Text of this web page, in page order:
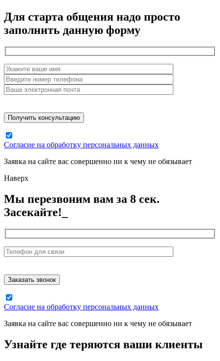
Для старта общения надо просто
заполнить данную форму
Согласие на обработку персональных данных
Заявка на сайте вас совершенно ни к чему не обязывает
Наверх
Мы перезвоним вам за 8 сек.
Засекайте!_
Согласие на обработку персональных данных
Заявка на сайте вас совершенно ни к чему не обязывает
Узнайте где теряются ваши клиенты